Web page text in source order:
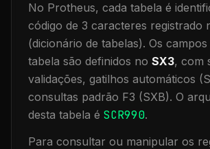
No Protheus, cada tabela é
código de 3 caracteres registrado
(dicionário de tabelas). Os campos
tabela são definidos no SX3, com
validações, gatilhos automáticos
consultas padrão F3 (SXB). O
desta tabela é SCR990.
Para consultar ou manipular os